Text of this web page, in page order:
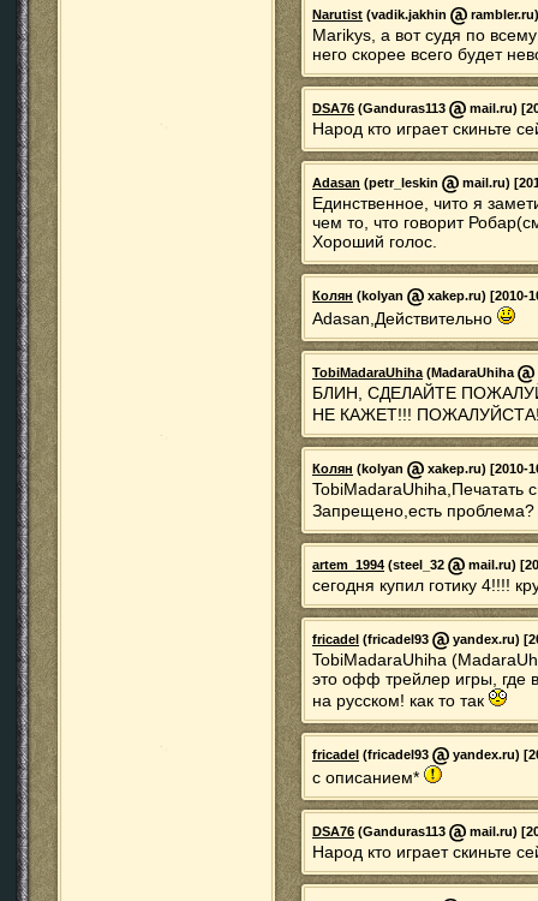
Narutist (vadik.jakhin
Marikys, а вот судя по
него скорее всего будет
DSA76 (Ganduras113 mail.ru)
Народ кто играет скиньте
Adasan (petr_leskin mail.ru)
Единственное, чито я
чем то, что говорит
Хороший голос.
Колян (kolyan xakep.ru) [2010-
Adasan,Действительно
TobiMadaraUhiha(MadaraUhiha
БЛИН, СДЕЛАЙТЕ
НЕ КАЖЕТ!!!
Колян (kolyan xakep.ru) [2010-
TobiMadaraUhiha,Печатать
Запрещено,есть
artem_1994 (steel_32 mail.ru)
сегодня купил готику 4!!!!
fricadel (fricadel93 yandex.ru)
TobiMadaraUhiha
это офф трейлер игры, где
на русском! как то так
fricadel (fricadel93 yandex.ru)
с описанием*
DSA76 (Ganduras113 mail.ru)
Народ кто играет скиньте